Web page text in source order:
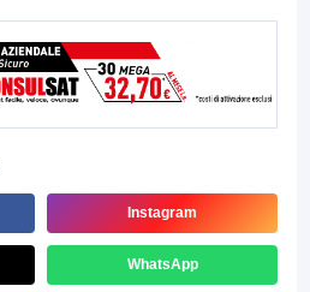
Instagram
WhatsApp